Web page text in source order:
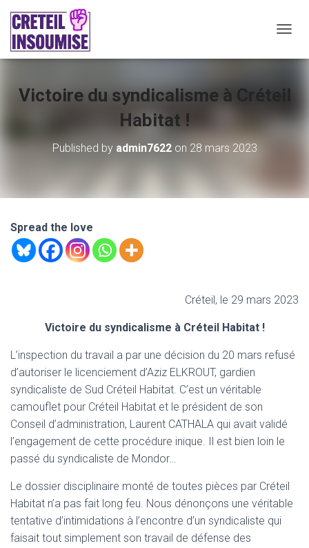
R
A
N
Victoire du syndicalisme à Créteil
Habitat !
Published by admin7622on 28 mars 2023
Spread the love
Créteil, le 29 mars 2023
Victoire du syndicalisme à Créteil Habitat !
L’inspection du travail a par une décision du 20 mars refusé
d’autoriser le licenciement d’Aziz ELKROUT, gardien
syndicaliste de Sud Créteil Habitat. C’est un véritable
camouflet pour Créteil Habitat et le président de son
Conseil d’administration, Laurent CATHALA qui avait validé
l’engagement de cette procédure inique. Il est bien loin le
passé du syndicaliste de Mondor…
Le dossier disciplinaire monté de toutes pièces par Créteil
Habitat n’a pas fait long feu. Nous dénonçons une véritable
tentative d’intimidations à l’encontre d’un syndicaliste qui
faisait tout simplement son travail de défense des